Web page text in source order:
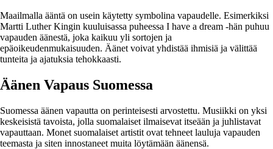
Maailmalla ääntä on usein käytetty symbolina vapaudelle. Esimerkiksi
Martti Luther Kingin kuuluisassa puheessa I have a dream -hän puhuu
vapauden äänestä, joka kaikuu yli sortojen ja
epäoikeudenmukaisuuden. Äänet voivat yhdistää ihmisiä ja välittää
tunteita ja ajatuksia tehokkaasti.
Äänen Vapaus Suomessa
Suomessa äänen vapautta on perinteisesti arvostettu. Musiikki on yksi
keskeisistä tavoista, jolla suomalaiset ilmaisevat itseään ja juhlistavat
vapauttaan. Monet suomalaiset artistit ovat tehneet lauluja vapauden
teemasta ja siten innostaneet muita löytämään äänensä.